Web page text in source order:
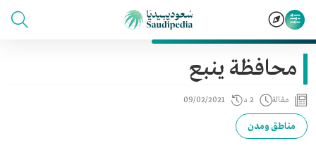
محافظة ينبع
مقالة 2 د 09/02/2021
مناطق ومدن